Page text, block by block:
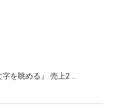
字を眺める』 売上2 …